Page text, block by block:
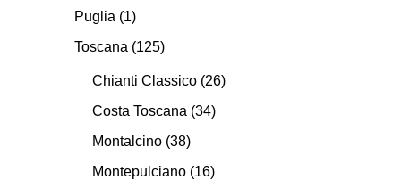
Puglia (1)
Toscana (125)
Chianti Classico (26)
Costa Toscana (34)
Montalcino (38)
Montepulciano (16)